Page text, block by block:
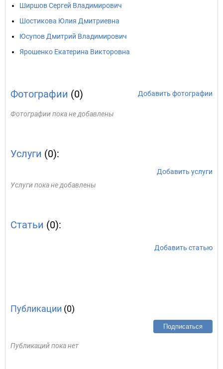
Ширшов Сергей Владимирович
Шостикова Юлия Дмитриевна
Юсупов Дмитрий Владимирович
Ярошенко Екатерина Викторовна
Фотографии (0) Добавить фотографии
Фотографии пока не добавлены
Услуги (0):
Добавить услуги
Услуги пока не добавлены
Статьи (0):
Добавить статью
Публикации (0)
Подписаться
Публикаций пока нет